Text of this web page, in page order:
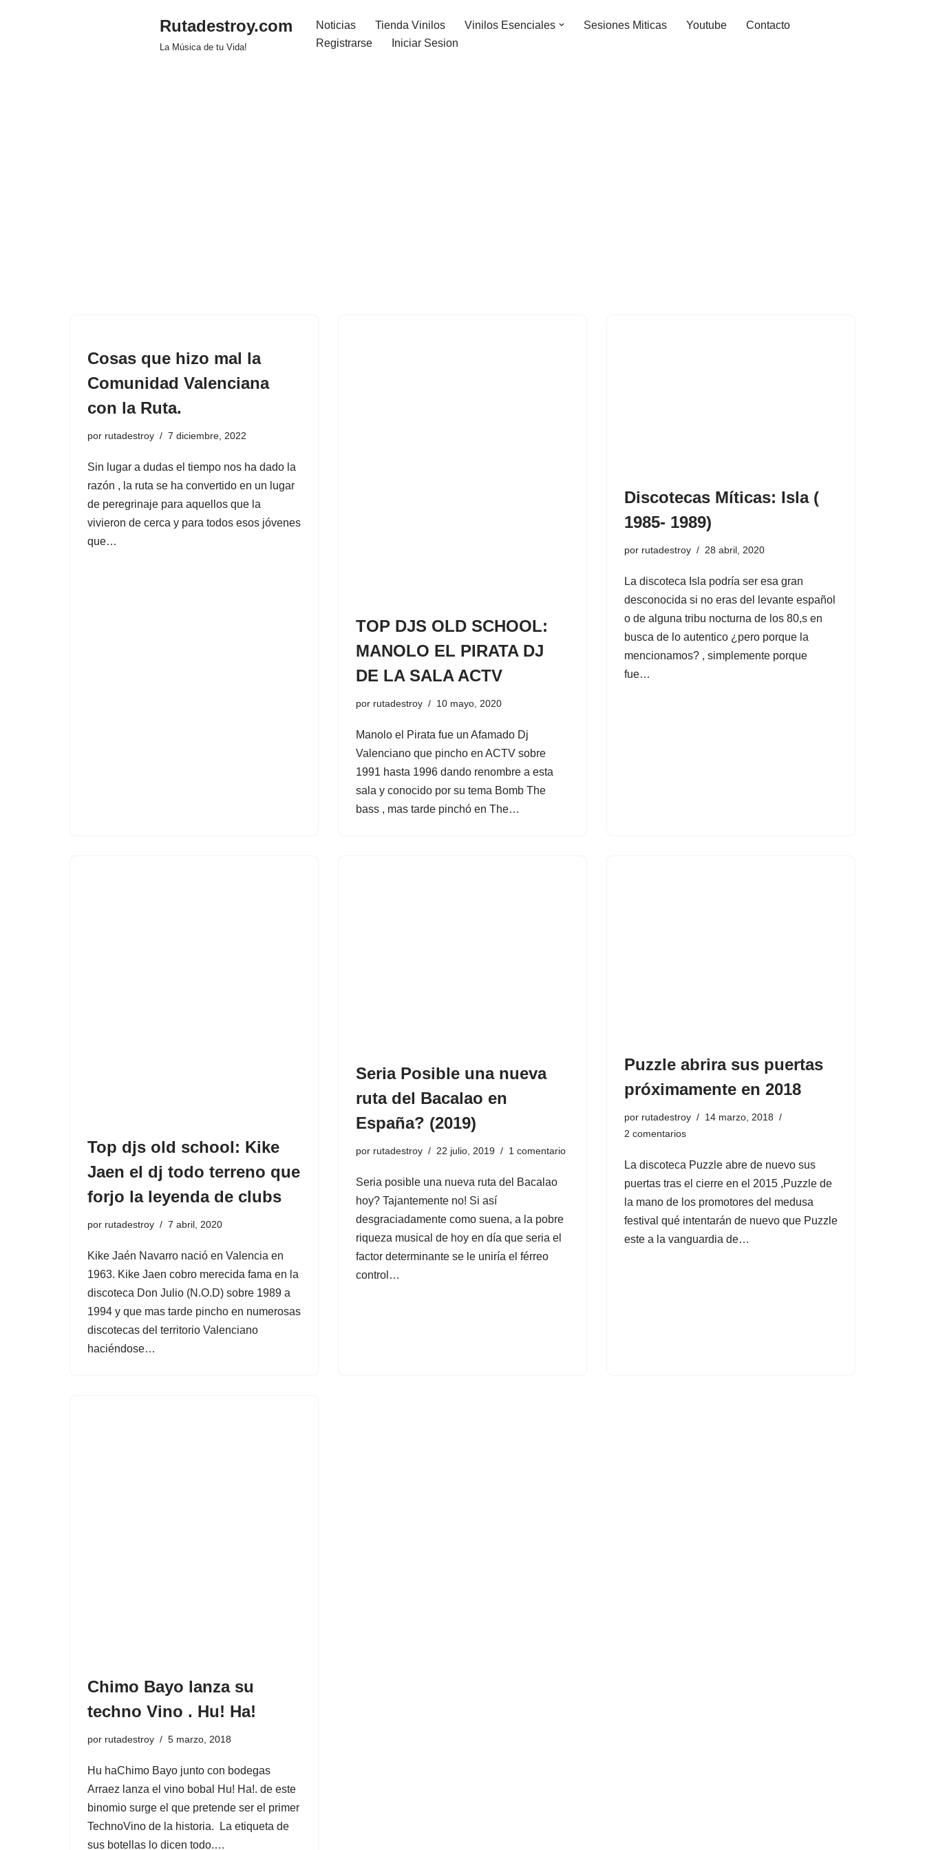
Rutadestroy.com
La Música de tu Vida!
Noticias Tienda Vinilos Vinilos Esenciales Sesiones Miticas Youtube
Contacto
Registrarse
Iniciar Sesion
Cosas que hizo mal la
Comunidad Valenciana
con la Ruta.
por rutadestroy 7 diciembre, 2022
Sin lugar a dudas el tiempo nos ha dado la
razón , la ruta se ha convertido en un lugar
de peregrinaje para aquellos que la
vivieron de cerca y para todos esos jóvenes
que…
TOP DJS OLD SCHOOL:
MANOLO EL PIRATA DJ
DE LA SALA ACTV
por rutadestroy 10 mayo, 2020
Manolo el Pirata fue un Afamado Dj
Valenciano que pincho en ACTV sobre
1991 hasta 1996 dando renombre a esta
sala y conocido por su tema Bomb The
bass , mas tarde pinchó en The…
Discotecas Míticas: Isla (
1985- 1989)
por rutadestroy 28 abril, 2020
La discoteca Isla podría ser esa gran
desconocida si no eras del levante español
o de alguna tribu nocturna de los 80,s en
busca de lo autentico ¿pero porque la
mencionamos? , simplemente porque
fue…
Top djs old school: Kike
Jaen el dj todo terreno que
forjo la leyenda de clubs
por rutadestroy 7 abril, 2020
Kike Jaén Navarro nació en Valencia en
1963. Kike Jaen cobro merecida fama en la
discoteca Don Julio (N.O.D) sobre 1989 a
1994 y que mas tarde pincho en numerosas
discotecas del territorio Valenciano
haciéndose…
Seria Posible una nueva
ruta del Bacalao en
España? (2019)
por rutadestroy 22 julio, 2019 1 comentario
Seria posible una nueva ruta del Bacalao
hoy? Tajantemente no! Si así
desgraciadamente como suena, a la pobre
riqueza musical de hoy en día que seria el
factor determinante se le uniría el férreo
control…
Puzzle abrira sus puertas
próximamente en 2018
por rutadestroy
14 marzo, 2018
2 comentarios
La discoteca Puzzle abre de nuevo sus
puertas tras el cierre en el 2015 ,Puzzle de
la mano de los promotores del medusa
festival qué intentarán de nuevo que Puzzle
este a la vanguardia de…
Chimo Bayo lanza su
techno Vino . Hu! Ha!
por rutadestroy 5 marzo, 2018
Hu haChimo Bayo junto con bodegas
Arraez lanza el vino bobal Hu! Ha!. de este
binomio surge el que pretende ser el primer
TechnoVino de la historia. La etiqueta de
sus botellas lo dicen todo.…